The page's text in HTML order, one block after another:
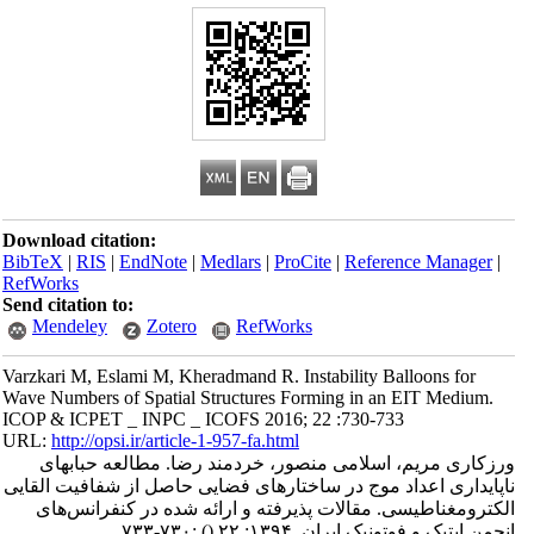
Download citation:
BibTeX|RIS|EndNote|Medlars|ProCite|Reference Manager
RefWorks
Send citation to:
Mendeley
Zotero RefWorks
Varzkari M, Eslami M, Kheradmand R. Instability Balloons for
Wave Numbers of Spatial Structures Forming in an EIT Medium.
ICOP & ICPET _ INPC _ ICOFS 2016; 22 :730-733
URL:http://opsi.ir/article-1-957-fa.html
ورزکاری مریم، اسلامی منصور، خردمند رضا. مطالعه حبابهای
ناپایداری اعداد موج در ساختارهای فضایی حاصل از شفافیت القایی
الکترومغناطیسی. مقالات پذیرفته و ارائه شده در کنفرانس‌های